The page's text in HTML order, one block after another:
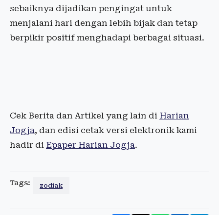
sebaiknya dijadikan pengingat untuk
menjalani hari dengan lebih bijak dan tetap
berpikir positif menghadapi berbagai situasi.
Cek Berita dan Artikel yang lain di Harian
Jogja, dan edisi cetak versi elektronik kami
hadir di Epaper Harian Jogja.
Tags: zodiak